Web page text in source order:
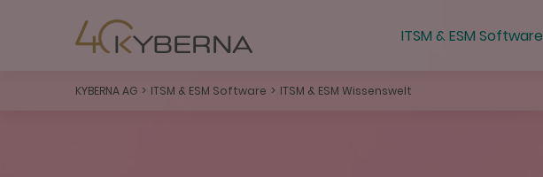
ITSM & ESM Software
KYBERNA AG ITSM & ESM Software ITSM & ESM Wissenswelt